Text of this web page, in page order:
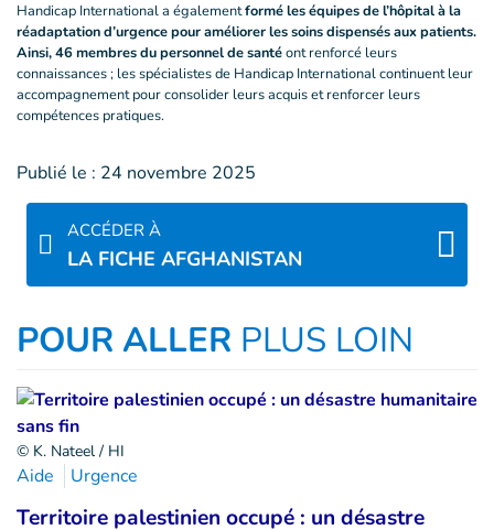
Handicap International a égalementformé les équipes de l’hôpital à la
réadaptation d’urgence pour améliorer les soins dispensés aux patients.
Ainsi, 46 membres du personnel de santéont renforcé leurs
connaissances ; les spécialistes de Handicap International continuent leur
accompagnement pour consolider leurs acquis et renforcer leurs
compétences pratiques.
Publié le : 24 novembre 2025
ACCÉDER À
LA FICHE AFGHANISTAN
POUR ALLER PLUS LOIN
© K. Nateel / HI
Aide Urgence
Territoire palestinien occupé : un désastre